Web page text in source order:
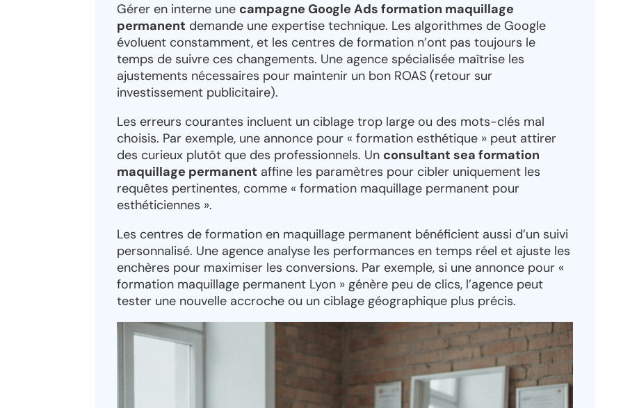
Gérer en interne une campagne Google Ads formation maquillage
permanent demande une expertise technique. Les algorithmes de Google
évoluent constamment, et les centres de formation n’ont pas toujours le
temps de suivre ces changements. Une agence spécialisée maîtrise les
ajustements nécessaires pour maintenir un bon ROAS (retour sur
investissement publicitaire).
Les erreurs courantes incluent un ciblage trop large ou des mots-clés mal
choisis. Par exemple, une annonce pour « formation esthétique » peut attirer
des curieux plutôt que des professionnels. Un consultant sea formation
maquillage permanent affine les paramètres pour cibler uniquement les
requêtes pertinentes, comme « formation maquillage permanent pour
esthéticiennes ».
Les centres de formation en maquillage permanent bénéficient aussi d’un suivi
personnalisé. Une agence analyse les performances en temps réel et ajuste les
enchères pour maximiser les conversions. Par exemple, si une annonce pour «
formation maquillage permanent Lyon » génère peu de clics, l’agence peut
tester une nouvelle accroche ou un ciblage géographique plus précis.